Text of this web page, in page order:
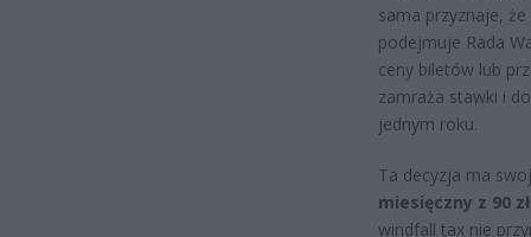
sama przyznaje,
podejmuje Rada
ceny biletów lub
zamraża stawki i
jednym roku.
Ta decyzja ma
miesięczny z 90
windfall tax nie